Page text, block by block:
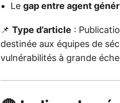
Le gap entre agent
📌 Type d’article :
destinée aux équipes de
vulnérabilités à grande